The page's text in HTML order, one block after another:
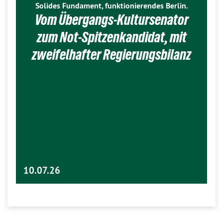
Solides Fundament, funktionierendes Berlin.
Vom Übergangs-Kultursenator
zum Not-Spitzenkandidat, mit
zweifelhafter Regierungsbilanz
10.07.26